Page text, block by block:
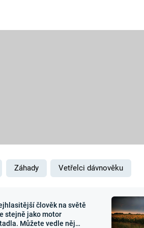
Zajímavosti
Záhady Vetřelci dávnověku
člověk na světě
stejně jako motor
Můžete vedle něj